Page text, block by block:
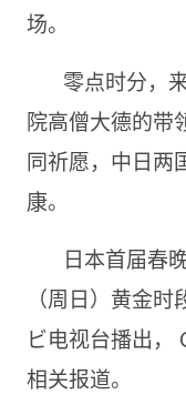
场。
零点时分，
院高僧大德的带
同祈愿，中日两
康。
日本首届春
（周日）黄金
ビ电视台播出，
相关报道。